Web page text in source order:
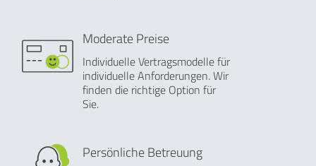
Moderate Preise
Individuelle Vertragsmodelle für
individuelle Anforderungen. Wir
finden die richtige Option für
Sie.
Persönliche Betreuung